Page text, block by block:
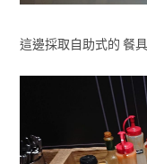
這邊採取自助式的 餐